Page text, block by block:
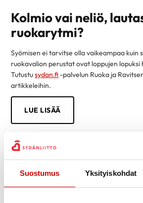
Suostumus Yksityiskohdat
Kolmio vai neliö,
ruokarytmi?
Syömisen ei tarvitse olla vaikeampaa kuin
ruokavalion perustat ovat loppujen lopuksi
Tutustusydan.fi -palvelun Ruoka ja
artikkeleihin.
LUE LISÄÄ